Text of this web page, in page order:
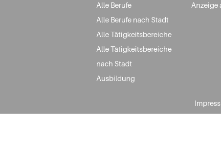
Alle Berufe
Alle Berufe nach Stadt
Alle Tätigkeitsbereiche
Alle Tätigkeitsbereiche
nach Stadt
Ausbildung
Anzeige